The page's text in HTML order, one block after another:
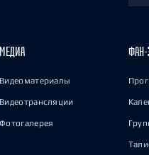
МЕДИА
Видеоматериалы
Видеотрансляции
Фотогалерея
ФАН-